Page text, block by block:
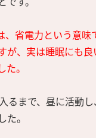
、省電力という意味
が、実は睡眠にも
。
るまで、昼に活動
た。